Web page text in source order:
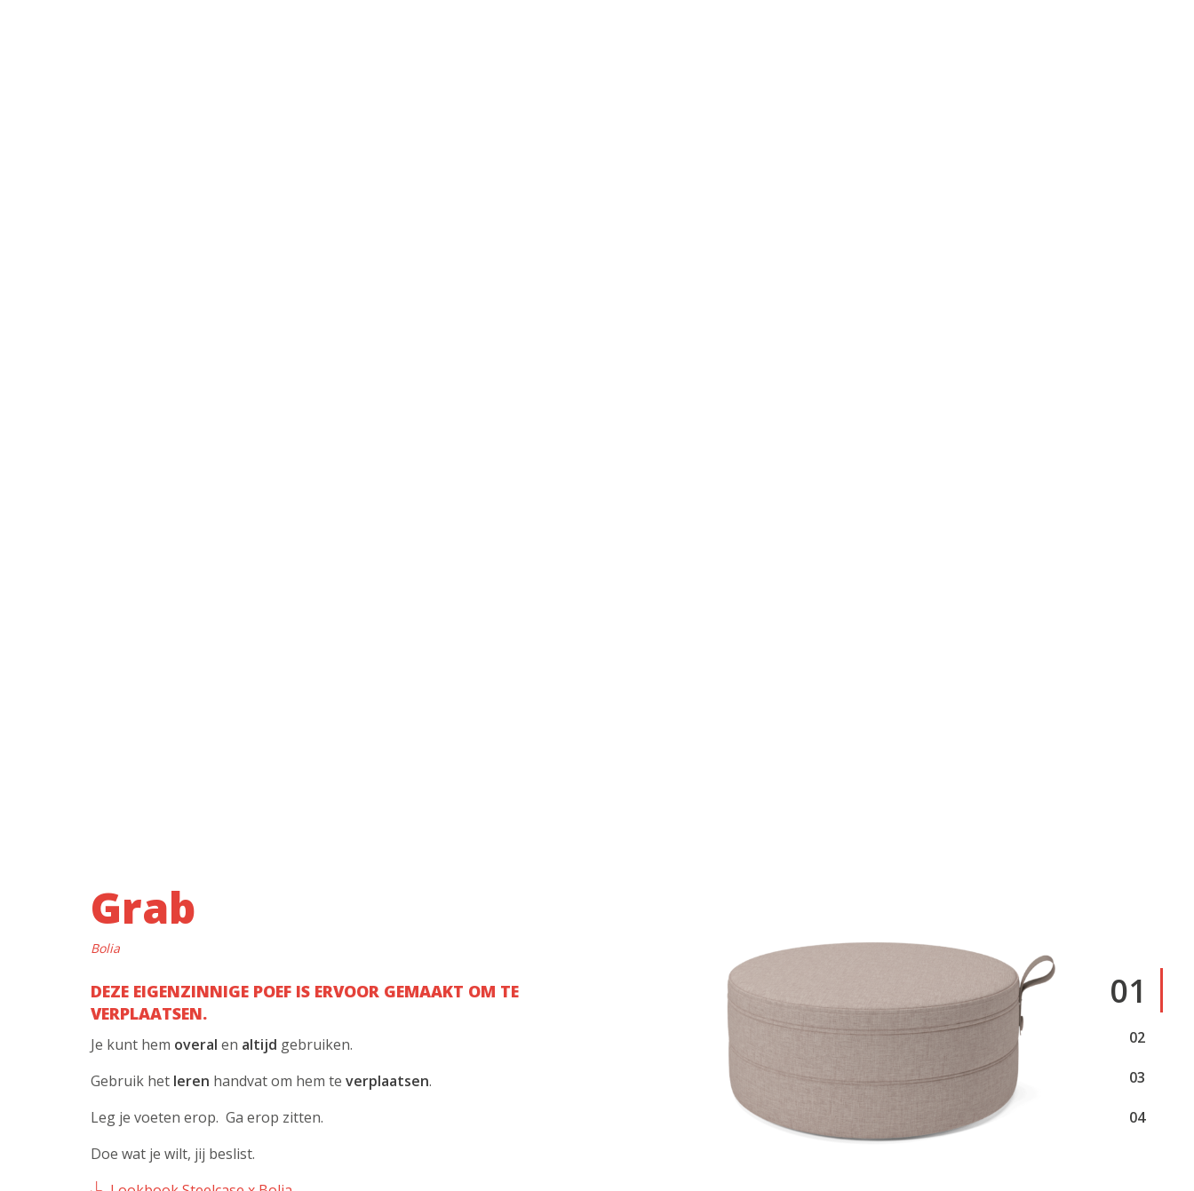
1
2
3
4
Grab
Bolia
DEZE EIGENZINNIGE POEF IS ERVOOR GEMAAKT OM TE
VERPLAATSEN.
Je kunt hem overal en altijd gebruiken.
Gebruik het leren handvat om hem teverplaatsen.
Leg je voeten erop. Ga erop zitten.
Doe wat je wilt, jij beslist.